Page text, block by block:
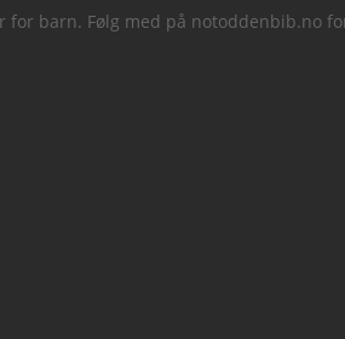
for barn. Følg med på notoddenbib.no